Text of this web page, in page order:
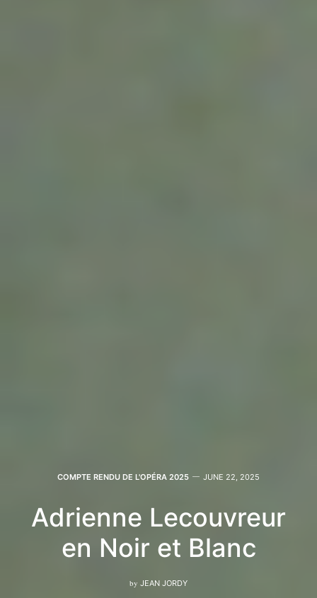
COMPTE RENDU DE L'OPÉRA 2025 JUNE 22, 2025
Adrienne Lecouvreur
en Noir et Blanc
by JEAN JORDY